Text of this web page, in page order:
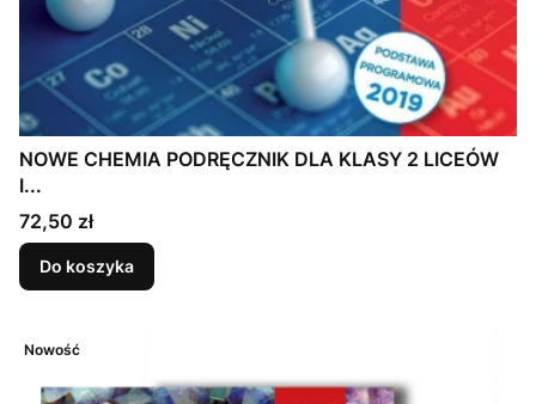
NOWE CHEMIA PODRĘCZNIK DLA KLASY 2 LICEÓW
I...
Cena
72,50 zł
Do koszyka
Nowość